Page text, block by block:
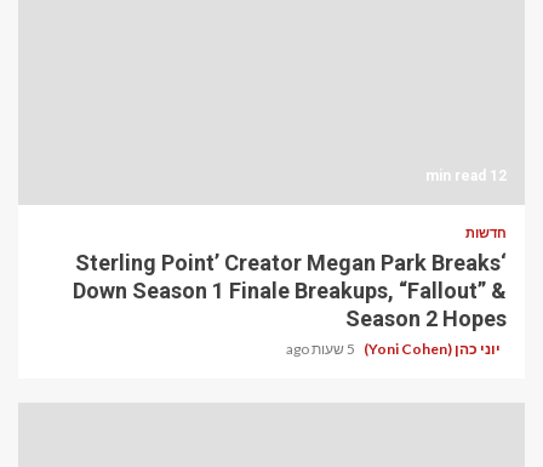
12 min read
חדשות
‘Sterling Point’ Creator Megan Park Breaks
Down Season 1 Finale Breakups, “Fallout” &
Season 2 Hopes
יוני כהן (Yoni Cohen) 5 שעות ago